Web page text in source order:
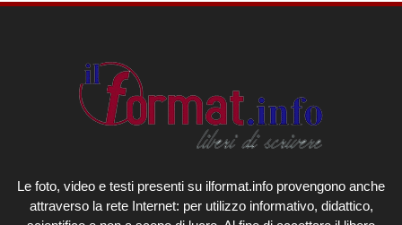
Le foto, video e testi presenti su ilformat.info provengono anche
attraverso la rete Internet: per utilizzo informativo, didattico,